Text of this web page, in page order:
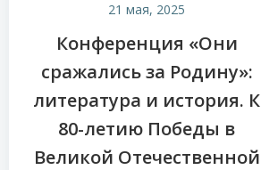
21 мая, 2025
Конференция «Они
сражались за Родину»:
литература и история. К
80-летию Победы в
Великой Отечественной